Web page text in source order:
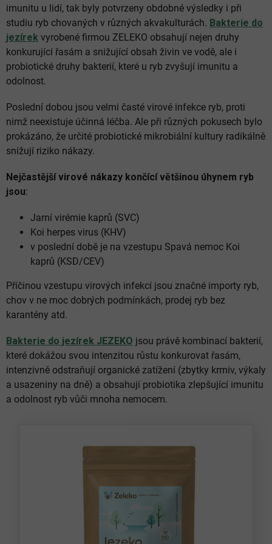
imunitu u lidí, tak byly potvrzeny obdobné výsledky i při
studiu ryb chovaných v různých akvakulturách. Bakterie do
jezírek vyrobené firmou ZELEKO obsahují nejen druhy
konkurující řasám a snižující obsah živin ve vodě, ale i
probiotické druhy bakterií, které u ryb zvyšují imunitu a
odolnost.
Poslední dobou jsou velmi časté virové infekce ryb, proti
nimž neexistuje účinná léčba. Ale při různých pokusech bylo
prokázáno, že určité probiotické mikrobiální kultury radikálně
snižují riziko nákazy.
Nejčastější virové nákazy končící většinou úhynem ryb
jsou:
Jarní virémie kaprů (SVC)
Koi herpes virus (KHV)
v poslední době je na vzestupu Spavá nemoc Koi
kaprů (KSD/CEV)
Příčinou vzestupu virových infekcí jsou značné importy ryb,
chov v ne moc dobrých podmínkách, prodej ryb bez
karantény atd.
Bakterie do jezírek JEZEKO jsou právě kombinací bakterií,
které dokážou svou intenzitou růstu konkurovat řasám,
intenzivně odstraňují organické zatížení (zbytky krmiv, výkaly
a usazeniny na dně) a obsahují probiotika zlepšující imunitu
a odolnost ryb vůči mnoha nemocem.